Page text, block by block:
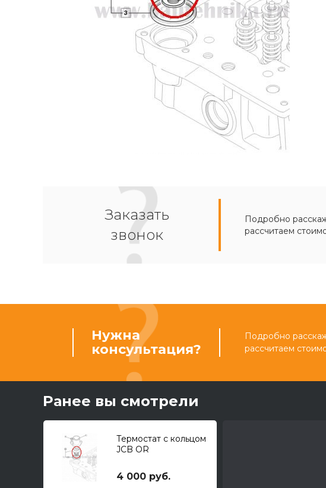
Заказать
звонок
Подробно
рассчитаем
Нужна
консультация?
Подробно
рассчитаем
Ранее вы смотрели
Термостат с кольцом
JCB OR
4 000 руб.